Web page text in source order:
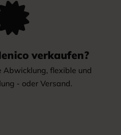
verkaufen?
flexible und
- oder Versand.